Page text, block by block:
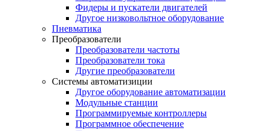
Фидеры и пускатели двигателей
Другое низковольтное оборудование
Пневматика
Преобразователи
Преобразователи частоты
Преобразователи тока
Другие преобразователи
Системы автоматизиции
Другое оборудование автоматизации
Модульные станции
Программируемые контроллеры
Программное обеспечение